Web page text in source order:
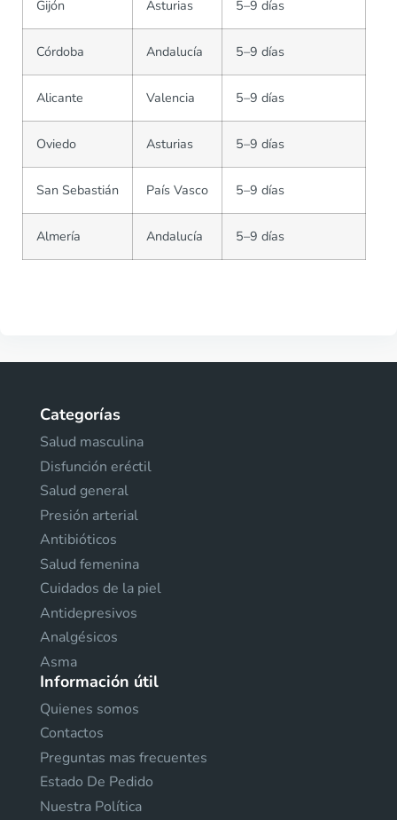
Gijón Asturias 5–9 días
Córdoba Andalucía 5–9 días
Alicante Valencia 5–9 días
Oviedo Asturias 5–9 días
San Sebastián País Vasco 5–9 días
Almería Andalucía 5–9 días
Categorías
Salud masculina
Disfunción eréctil
Salud general
Presión arterial
Antibióticos
Salud femenina
Cuidados de la piel
Antidepresivos
Analgésicos
Asma
Información útil
Quienes somos
Contactos
Preguntas mas frecuentes
Estado De Pedido
Nuestra Política